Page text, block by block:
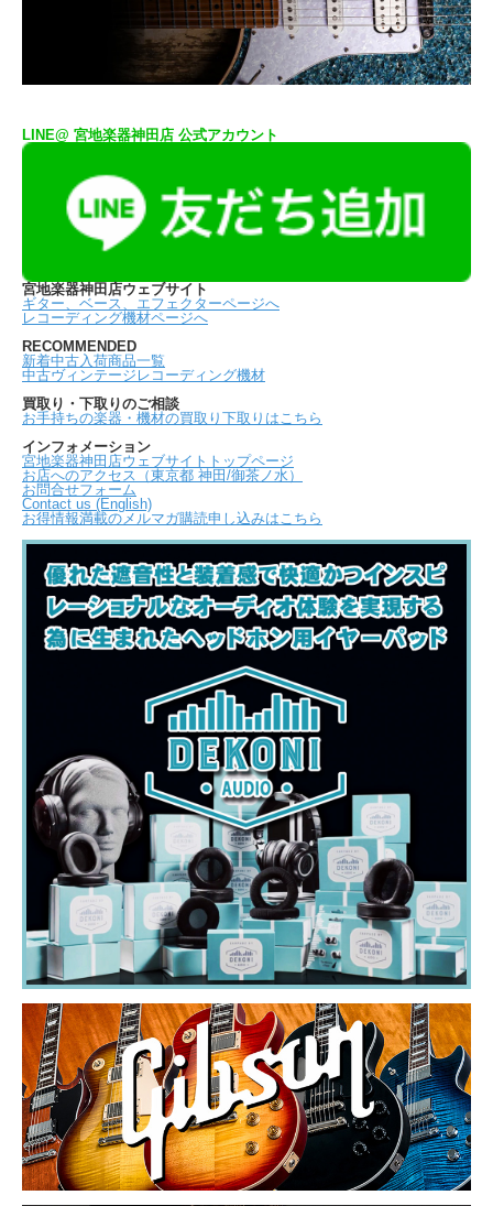
LINE@ 宮地楽器神田店 公式アカウント
宮地楽器神田店ウェブサイト
ギター、ベース、エフェクターページへ
レコーディング機材ページへ
RECOMMENDED
新着中古入荷商品一覧
中古ヴィンテージレコーディング機材
買取り・下取りのご相談
お手持ちの楽器・機材の買取り下取りはこちら
インフォメーション
宮地楽器神田店ウェブサイトトップページ
お店へのアクセス（東京都 神田/御茶ノ水）
お問合せフォーム
Contact us (English)
お得情報満載のメルマガ購読申し込みはこちら